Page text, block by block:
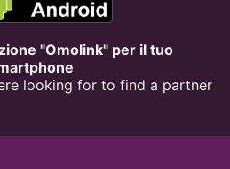
"Omolink" per il tuo
looking for to find a partner